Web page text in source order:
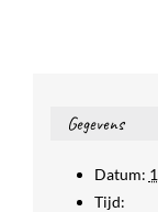
Gegevens
Datum:
Tijd: